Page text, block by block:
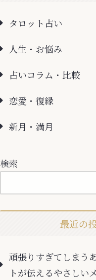
タロット占い
人生・お悩み
占いコラム・比較
恋愛・復縁
新月・満月
検索
最近の
頑張りすぎてしまう
トが伝えるやさしい